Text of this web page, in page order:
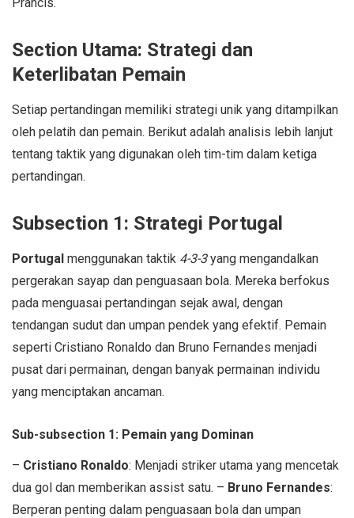
Section Utama: Strategi dan
Keterlibatan Pemain
Setiap pertandingan memiliki strategi unik yang ditampilkan
oleh pelatih dan pemain. Berikut adalah analisis lebih lanjut
tentang taktik yang digunakan oleh tim-tim dalam ketiga
pertandingan.
Subsection 1: Strategi Portugal
Portugal menggunakan taktik 4-3-3yang mengandalkan
pergerakan sayap dan penguasaan bola. Mereka berfokus
pada menguasai pertandingan sejak awal, dengan
tendangan sudut dan umpan pendek yang efektif. Pemain
seperti Cristiano Ronaldo dan Bruno Fernandes menjadi
pusat dari permainan, dengan banyak permainan individu
yang menciptakan ancaman.
Sub-subsection 1: Pemain yang Dominan
– Cristiano Ronaldo: Menjadi striker utama yang mencetak
dua gol dan memberikan assist satu. – Bruno Fernandes:
Berperan penting dalam penguasaan bola dan umpan